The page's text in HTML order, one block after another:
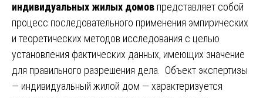
индивидуальных жилых домов представляет собой
процесс последовательного применения эмпирических
и теоретических методов исследования с целью
установления фактических данных, имеющих значение
для правильного разрешения дела. Объект экспертизы
— индивидуальный жилой дом — характеризуется